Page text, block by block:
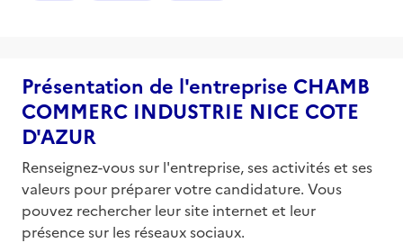
Présentation de l'entreprise CHAMB
COMMERC INDUSTRIE NICE COTE
D'AZUR
Renseignez-vous sur l'entreprise, ses activités et ses
valeurs pour préparer votre candidature. Vous
pouvez rechercher leur site internet et leur
présence sur les réseaux sociaux.